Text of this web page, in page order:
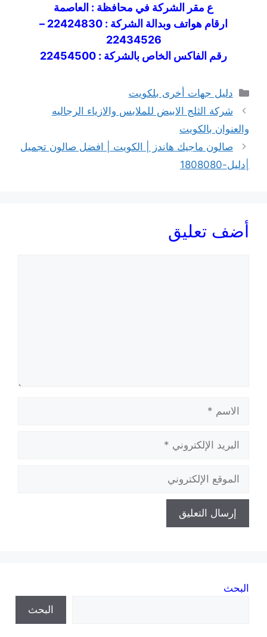
ع مقر الشركة في محافظة : العاصمة
ارقام هواتف وبدالة الشركة : 22424830 –
22434526
رقم الفاكس الخاص بالشركة : 22454500
التصنيفات
دليل جهات أخرى بلكويت
شركة الثلج الابيض للملابس والازياء الرجاليه
والعنوان بالكويت
صالون ماجيك هاندز | الكويت | افضل صالون تجميل
|دليل-1808080
أضف تعليق
الإلكتروني
الإلكتروني
البحث
البحث